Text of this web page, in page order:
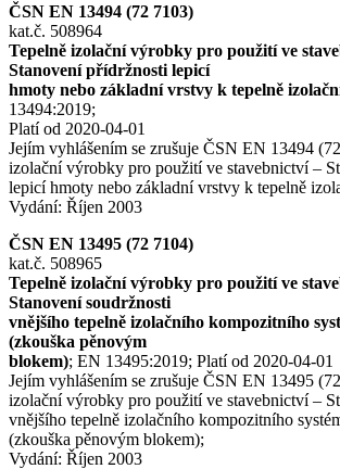
ČSN EN 13494 (72 7103)
kat.č. 508964
Tepelně izolační výrobky pro použití ve
Stanovení přídržnosti lepicí
hmoty nebo základní vrstvy k tepelně
13494:2019;
Platí od 2020-04-01
Jejím vyhlášením se zrušuje ČSN EN 13494
izolační výrobky pro použití ve stavebnictví –
lepicí hmoty nebo základní vrstvy k tepelně
Vydání: Říjen 2003
ČSN EN 13495 (72 7104)
kat.č. 508965
Tepelně izolační výrobky pro použití ve
Stanovení soudržnosti
vnějšího tepelně izolačního kompozitního
(zkouška pěnovým
blokem); EN 13495:2019; Platí od 2020-04-01
Jejím vyhlášením se zrušuje ČSN EN 13495
izolační výrobky pro použití ve stavebnictví –
vnějšího tepelně izolačního kompozitního
(zkouška pěnovým blokem);
Vydání: Říjen 2003